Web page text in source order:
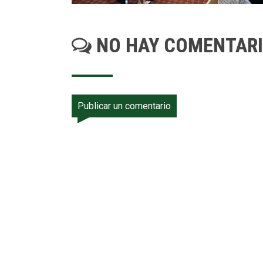
NO HAY
Publicar un comentario